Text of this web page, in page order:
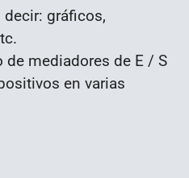
decir: gráficos,
mediadores de E / S
en varias